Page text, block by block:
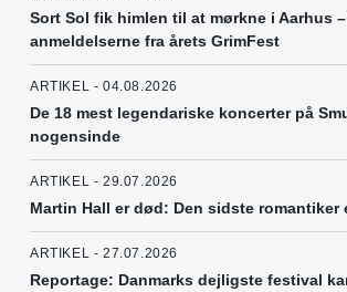
Sort Sol fik himlen til at mørkne i Aarhus
anmeldelserne fra årets GrimFest
ARTIKEL - 04.08.2026
De 18 mest legendariske koncerter på
nogensinde
ARTIKEL - 29.07.2026
Martin Hall er død: Den sidste romantiker
ARTIKEL - 27.07.2026
Reportage: Danmarks dejligste festival